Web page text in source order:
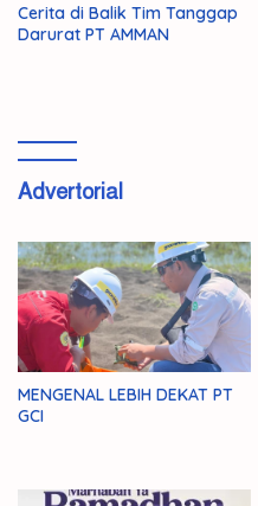
Cerita di Balik Tim Tanggap
Darurat PT AMMAN
Advertorial
MENGENAL LEBIH DEKAT PT
GCI